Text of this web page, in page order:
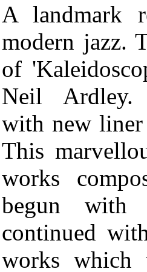
A landmark
modern jazz.
of
Neil Ardley.
with new
This
works
begun with
continued
works which